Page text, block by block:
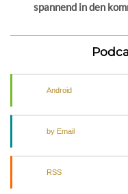
spannend in den
Android
by Email
RSS